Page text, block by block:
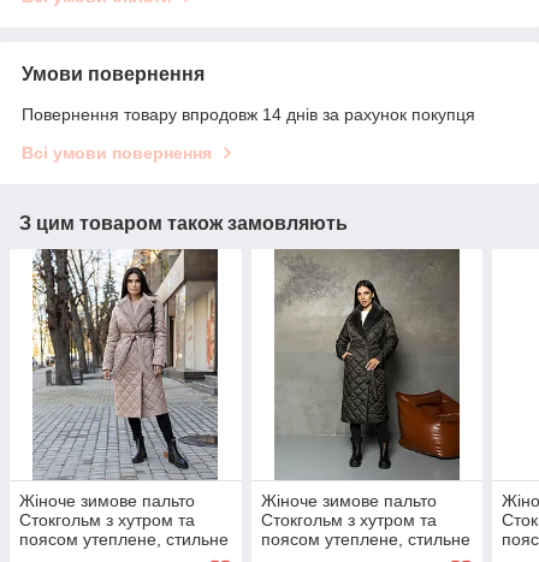
Умови повернення
Повернення товару впродовж 14 днів за рахунок покупця
Всі умови повернення
З цим товаром також замовляють
Жіноче зимове пальто
Стокгольм з хутром та
поясом утеплене, стильне
Жіноче зимове пальто
Стокгольм з хутром та
поясом утеплене, стильне